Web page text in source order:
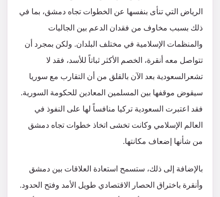
الرياض التي تنأى بنفسها عن الخطوات تجاه دمشق، بما في
ذلك بسبب مخاوف من فقدان الدعم بين الجاليات
والمنظمات الإسلامية في مختلف البلدان. ولكن بمجرد أن
تتواصل معه أنقرة، الخصم الأكثر ثباتاً للأسد، فقد لا
تشعرالسعودية بعد الآن بالقلق من أن التقارب مع سوريا
سيقوض موقفها بين المسلمين المعادين للحكومة السورية.
فقد اعتبرت السعودية تركيا منافساً لها على النفوذ في
العالم الإسلامي وكانت تخشى اتخاذ خطوات تجاه دمشق
من شأنها إضعاف مكانتها.
بالإضافة إلى ذلك، ستسمح استعادة العلاقات بين دمشق
وأنقرة باختراق الحصار الاقتصادي طويل الأمد وفتح الحدود.